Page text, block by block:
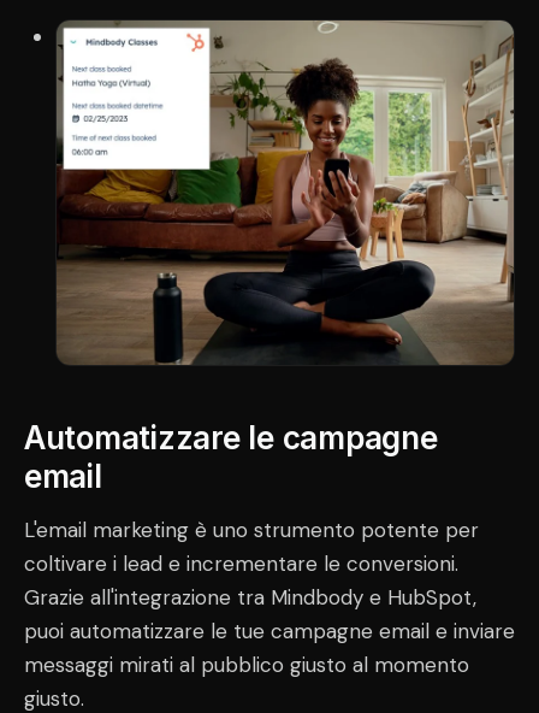
Automatizzare le campagne
email
L'email marketing è uno strumento potente per
coltivare i lead e incrementare le conversioni.
Grazie all'integrazione tra Mindbody e HubSpot,
puoi automatizzare le tue campagne email e inviare
messaggi mirati al pubblico giusto al momento
giusto.